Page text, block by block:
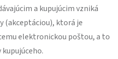
a kupujúcim vzniká
(akceptáciou), ktorá je
elektronickou poštou, a to